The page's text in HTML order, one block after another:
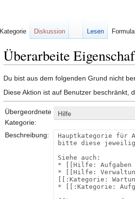
Überarbeite
Zur
Navigation
springen
Zur
Suche
springen
Du bist aus dem folgenden Grund nicht
Diese Aktion ist auf Benutzer beschränkt,
Übergeordnete
Kategorie:
Hilfe
Beschreibung:
Kategorie Diskussion Lesen